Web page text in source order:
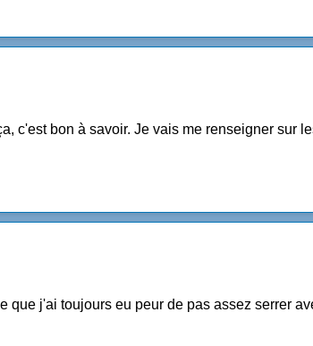
c'est bon à savoir. Je vais me renseigner sur
que j'ai toujours eu peur de pas assez serrer